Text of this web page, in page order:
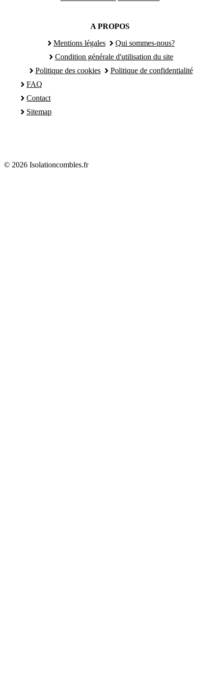
A PROPOS
Mentions légales
Qui sommes-nous?
Condition générale d'utilisation du site
Politique des cookies
Politique de confidentialité
FAQ
Contact
Sitemap
© 2026 Isolationcombles.fr